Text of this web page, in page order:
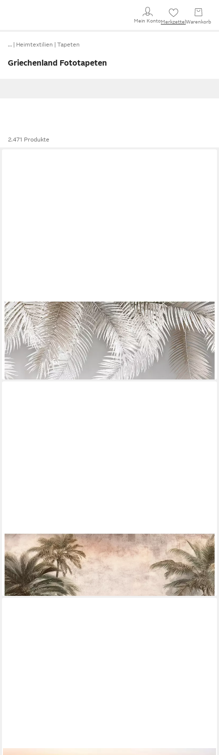
Mein KontoMerkzettel Warenkorb
… Heimtextilien Tapeten
Griechenland Fototapeten
2.471 Produkte
WALLARENA
Fototapete Blätter Hängend Beton Natur Wohnzimmer,
Schlafzimmer 400x280 cm, glatt, 3D-Optik, 400 x 280 cm
69,99 €
lieferbar - in 4-5 Werktagen bei dir
WALLARENA
Fototapete Dschungel Beton - Mehrfarbig - Klassisch - Vlies -
Schlafzimmer, glatt, (3 St), 150x105cm
ab 19,99 €
lieferbar - in 4-5 Werktagen bei dir